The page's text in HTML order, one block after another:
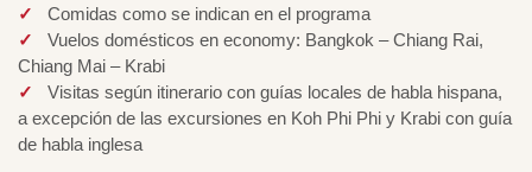
Comidas como se indican en el programa
Vuelos domésticos en economy: Bangkok – Chiang Rai,
Chiang Mai – Krabi
Visitas según itinerario con guías locales de habla hispana,
a excepción de las excursiones en Koh Phi Phi y Krabi con guía
de habla inglesa